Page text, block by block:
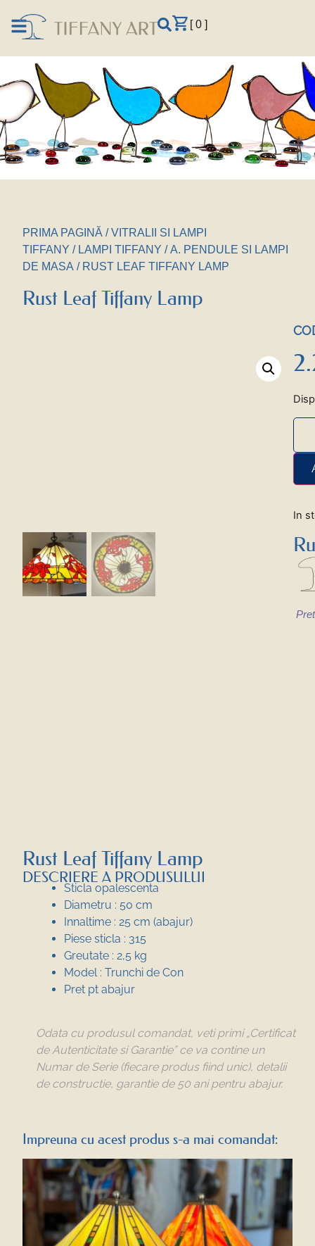
[ 0 ]
PRIMA PAGINĂ /VITRALII SI LAMPI
TIFFANY / LAMPI TIFFANY /A. PENDULE SI LAMPI
DE MASA / RUST LEAF TIFFANY LAMP
Rust Leaf Tiffany Lamp
In
Rust Leaf Tiffany Lamp
DESCRIERE A PRODUSULUI
Sticla opalescenta
Diametru : 50 cm
Innaltime : 25 cm (abajur)
Piese sticla : 315
Greutate : 2,5 kg
Model : Trunchi de Con
Pret pt abajur
Odata cu produsul comandat, veti primi „Certificat
de Autenticitate si Garantie” ce va contine un
Numar de Serie (fiecare produs fiind unic), detalii
de constructie, garantie de 50 ani pentru abajur.
Impreuna cu acest produs s-a mai comandat: